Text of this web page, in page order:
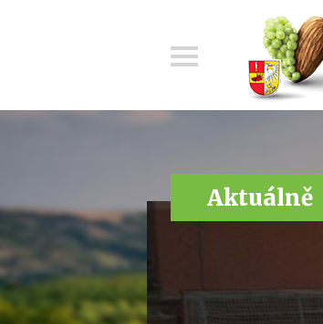
Aktuálně